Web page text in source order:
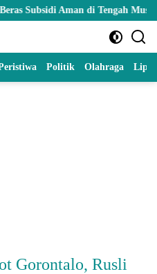
Tengah Musim Kemarau
Politik Olahraga
Gorontalo, Rusli